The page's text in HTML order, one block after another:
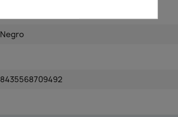
Negro
8435568709492